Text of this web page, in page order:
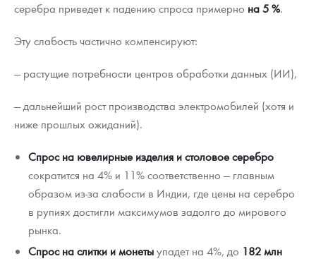
серебра приведет к падению спроса примерно на 5 %.
Эту слабость частично компенсируют:
— растущие потребности центров обработки данных (ИИ),
— дальнейший рост производства электромобилей (хотя и
ниже прошлых ожиданий).
Спрос на ювелирные изделия и столовое серебро
сократится на 4% и 11% соответственно — главным
образом из-за слабости в Индии, где цены на серебро
в рупиях достигли максимумов задолго до мирового
рынка.
Спрос на слитки и монетыупадет на 4%, до 182 млн